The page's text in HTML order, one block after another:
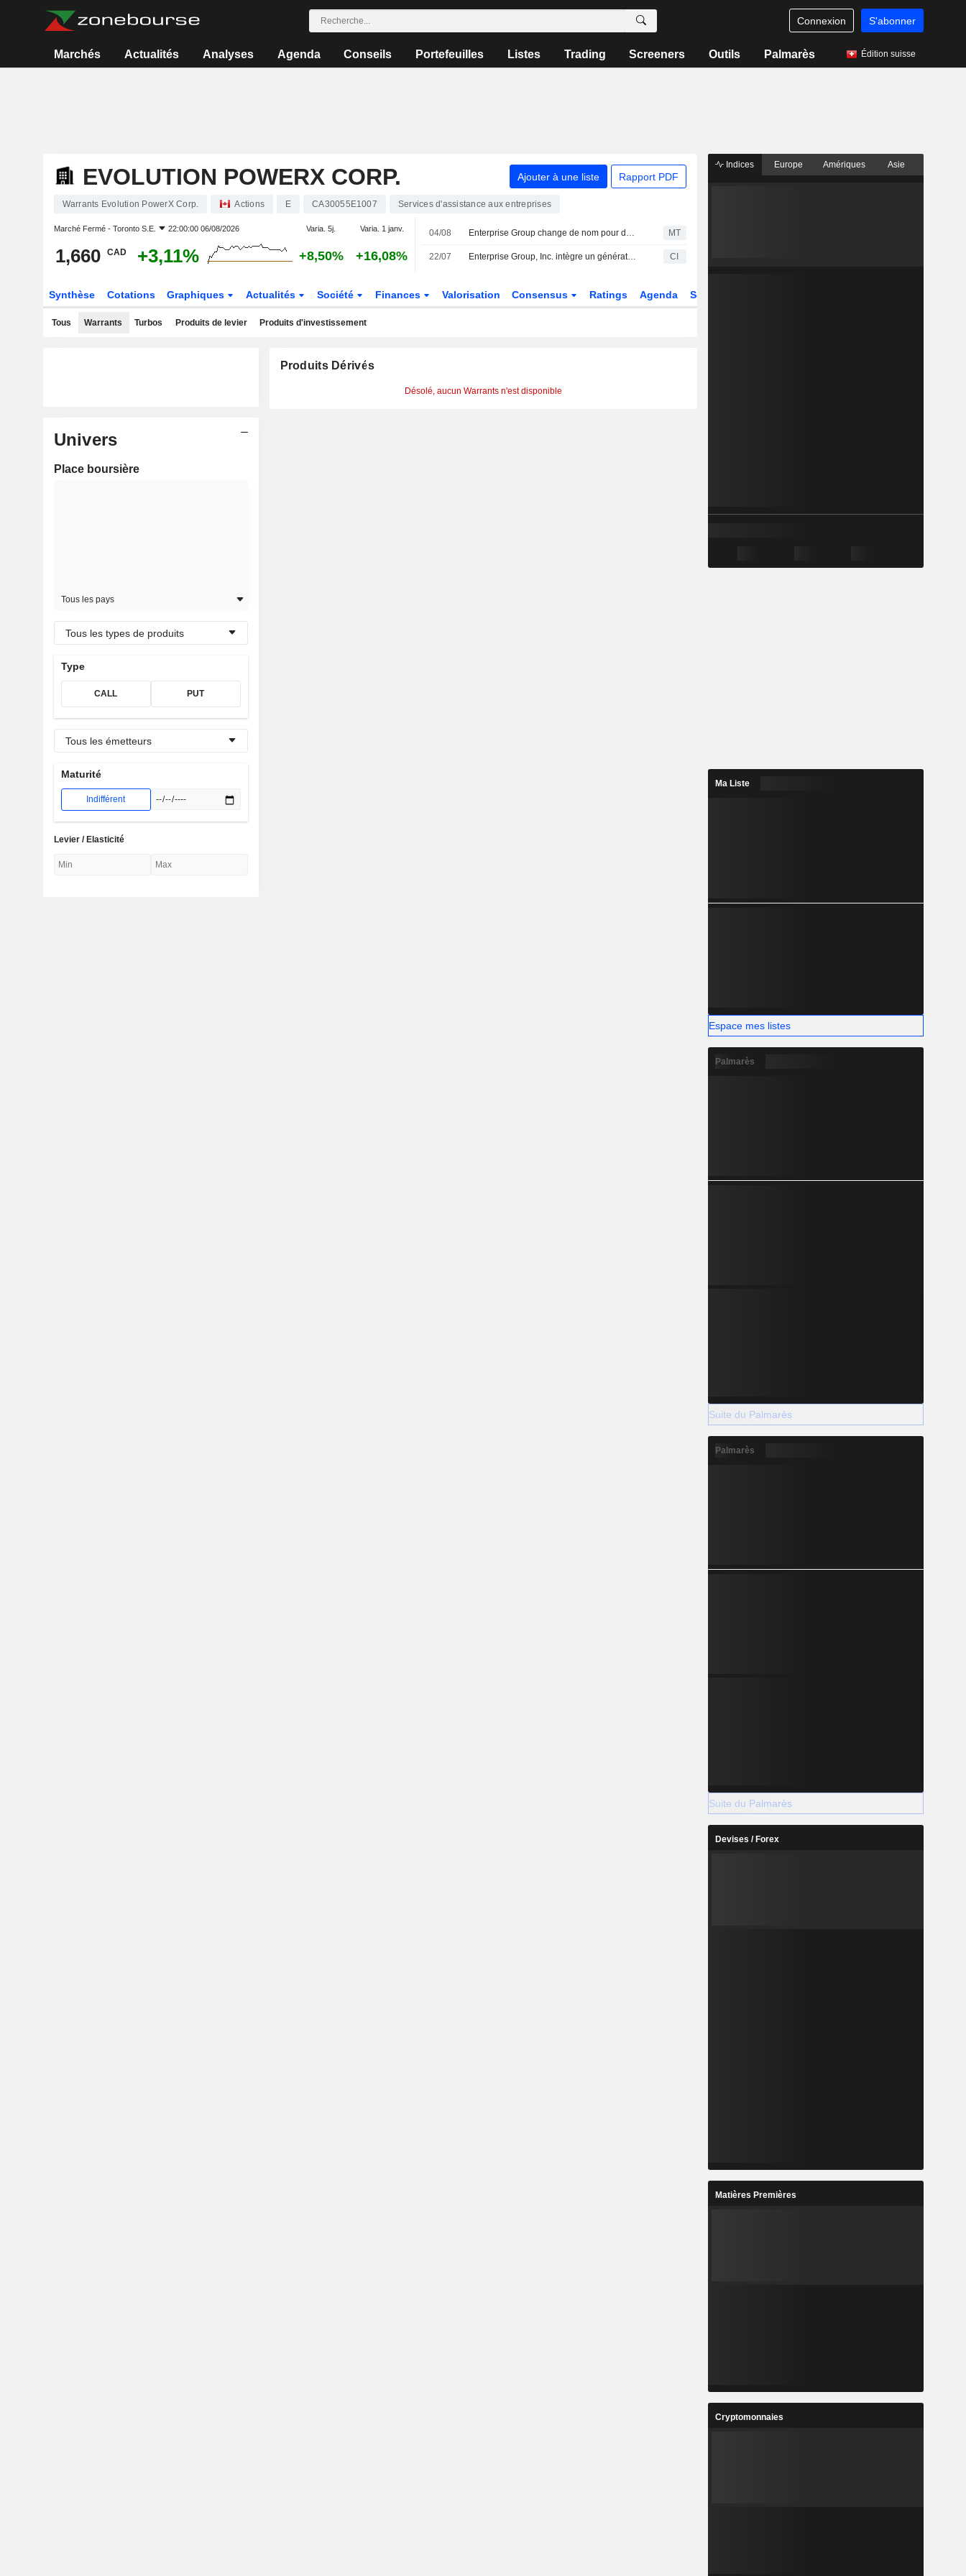
Connexion S'abonner
Marchés Actualités Analyses Agenda Conseils Portefeuilles Listes Trading Screeners Outils Palmarès Édition suisse
EVOLUTION POWERX CORP. Ajouter à une liste Rapport PDF
Warrants Evolution PowerX Corp. Actions E CA30055E1007 Services d'assistance aux entreprises
Marché Fermé - Toronto S.E. 22:00:00 06/08/2026 Varia. 5j. Varia. 1 janv.
1,660 CAD +3,11% +8,50% +16,08%
04/08 Enterprise Group change de nom pour devenir Evolution PowerX Corp MT
22/07 Enterprise Group, Inc. intègre un générateur à turbine à gaz naturel SPG4 de 3,2 MW à la flotte d'Evolution Power CI
Synthèse Cotations Graphiques Actualités Société Finances Valorisation Consensus Ratings Agenda Secteur
Tous Warrants Turbos Produits de levier Produits d'investissement
Univers
Place boursière
Tous les pays
Tous les types de produits
Type
CALL PUT
Tous les émetteurs
Maturité
Indifférent
Levier / Elasticité
Produits Dérivés
Désolé, aucun Warrants n'est disponible
Indices Europe Amériques Asie
Ma Liste
Espace mes listes
Palmarès
Suite du Palmarès
Palmarès
Suite du Palmarès
Devises / Forex
Matières Premières
Cryptomonnaies